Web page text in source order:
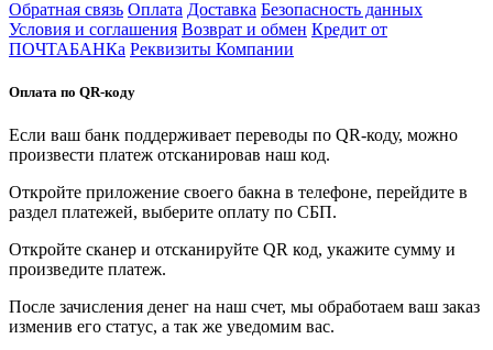
Обратная связь Оплата Доставка Безопасность данных
Условия и соглашения Возврат и обмен Кредит от
ПОЧТАБАНКа Реквизиты Компании
Оплата по QR-коду
Если ваш банк поддерживает переводы по QR-коду, можно
произвести платеж отсканировав наш код.
Откройте приложение своего бакна в телефоне, перейдите в
раздел платежей, выберите оплату по СБП.
Откройте сканер и отсканируйте QR код, укажите сумму и
произведите платеж.
После зачисления денег на наш счет, мы обработаем ваш заказ
изменив его статус, а так же уведомим вас.